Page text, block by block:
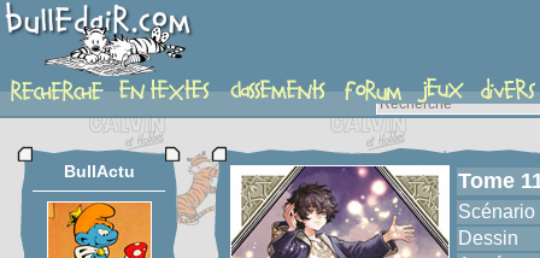
album
BullActu Tome
Scénario
Dessin